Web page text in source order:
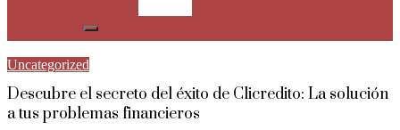
Uncategorized
Descubre el secreto del éxito de Clicredito: La solución
a tus problemas financieros